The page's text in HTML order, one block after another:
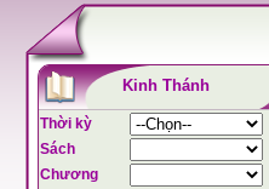
Kinh Thánh
Thời kỳ
Sách
Chương